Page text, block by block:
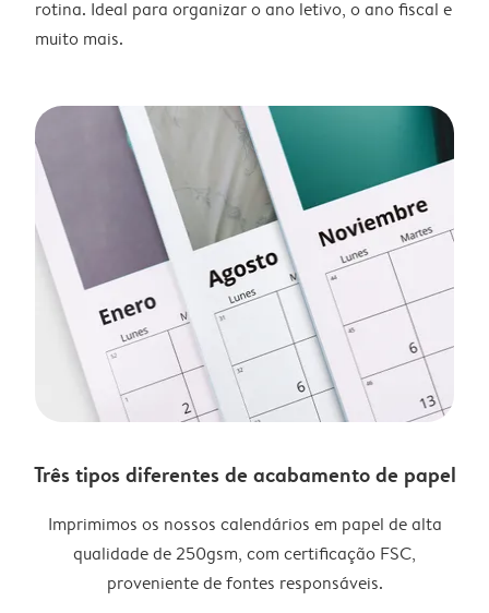
rotina. Ideal para organizar o ano letivo, o ano fiscal e
muito mais.
Três tipos diferentes de acabamento de papel
Imprimimos os nossos calendários em papel de alta
qualidade de 250gsm, com certificação FSC,
proveniente de fontes responsáveis.